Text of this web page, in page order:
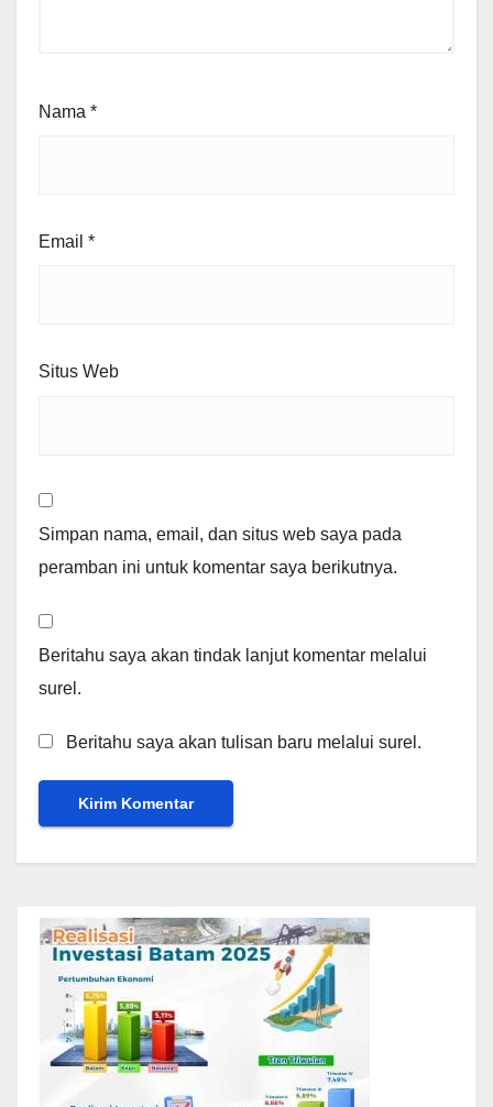
Nama *
Email *
Situs Web
Simpan nama, email, dan situs web saya pada
peramban ini untuk komentar saya berikutnya.
Beritahu saya akan tindak lanjut komentar melalui
surel.
Beritahu saya akan tulisan baru melalui surel.